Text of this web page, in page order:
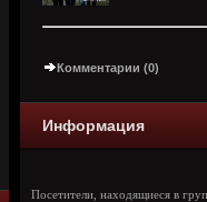
Комментарии (0)
Информация
Посетители, находящиеся в